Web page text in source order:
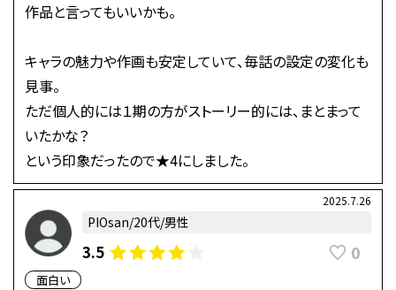
作品と言ってもいいかも。
キャラの魅力や作画も安定していて、毎話の設定の変化も
見事。
ただ個人的には１期の方がストーリー的には、まとまって
いたかな？
という印象だったので★4にしました。
2025.7.26
PIOsan/20代/男性
3.5 0
面白い